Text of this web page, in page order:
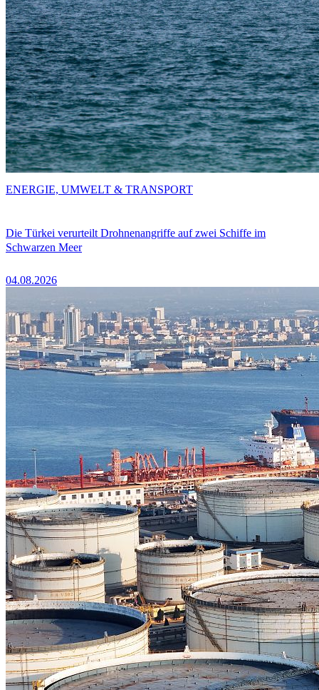
Die Türkei verurteilt Drohnenangriffe auf zwei Schiffe im
Schwarzen Meer
04.08.2026
ENERGIE, UMWELT & TRANSPORT